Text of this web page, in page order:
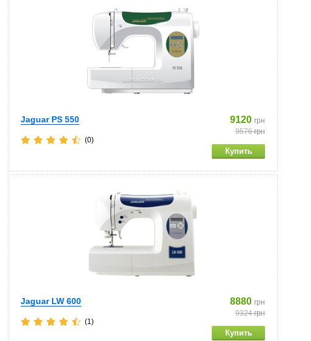
Jaguar PS 550 9120 грн
9576грн
(0)
Jaguar LW 600 8880 грн
9324грн
(1)